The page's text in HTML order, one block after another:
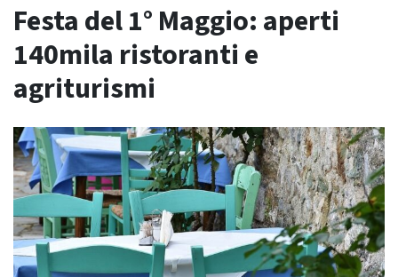
Festa del 1° Maggio: aperti
140mila ristoranti e
agriturismi